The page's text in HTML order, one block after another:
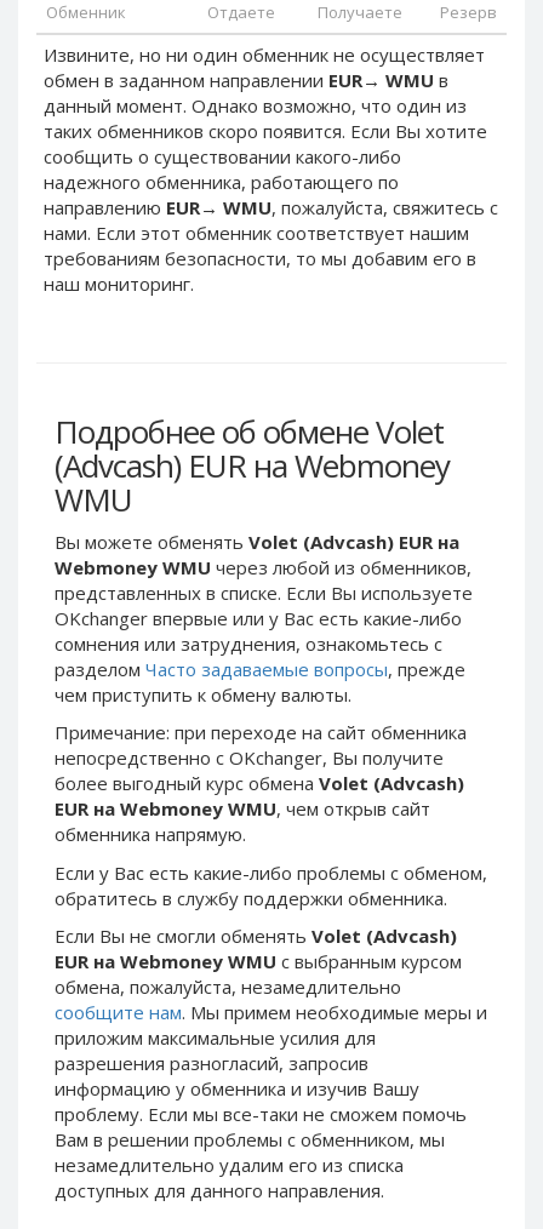
Обменник Отдаете Получаете Резерв
Извините, но ни один обменник не осуществляет
обмен в заданном направлении EUR→ WMU в
данный момент. Однако возможно, что один из
таких обменников скоро появится. Если Вы хотите
сообщить о существовании какого-либо
надежного обменника, работающего по
направлению EUR→ WMU, пожалуйста, свяжитесь с
нами. Если этот обменник соответствует нашим
требованиям безопасности, то мы добавим его в
наш мониторинг.
Подробнее об обмене Volet
(Advcash) EUR на Webmoney
WMU
Вы можете обменять Volet (Advcash) EUR на
Webmoney WMU через любой из обменников,
представленных в списке. Если Вы используете
OKchanger впервые или у Вас есть какие-либо
сомнения или затруднения, ознакомьтесь с
разделом Часто задаваемые вопросы, прежде
чем приступить к обмену валюты.
Примечание: при переходе на сайт обменника
непосредственно c OKchanger, Вы получите
более выгодный курс обмена Volet (Advcash)
EUR на Webmoney WMU, чем открыв сайт
обменника напрямую.
Если у Вас есть какие-либо проблемы с обменом,
обратитесь в службу поддержки обменника.
Если Вы не смогли обменять Volet (Advcash)
EUR на Webmoney WMU с выбранным курсом
обмена, пожалуйста, незамедлительно
сообщите нам. Мы примем необходимые меры и
приложим максимальные усилия для
разрешения разногласий, запросив
информацию у обменника и изучив Вашу
проблему. Если мы все-таки не сможем помочь
Вам в решении проблемы c обменником, мы
незамедлительно удалим его из списка
доступных для данного направления.
PayPal CHF
PayPal MYR
Webmoney WMZ
Webmoney WMR
Webmoney WME
Webmoney WMU
Webmoney WMK
Webmoney WMG
Skril EUR
Skril INR
Skril PLN
Skril AUD
Skril NOK
Skril SEK
Paxum USD
Paxum EUR
Epay USD
Epay EUR
Phone Balance RUB
Phone Balance UAH
Phone Balance AMD
Neteller USD
Neteller EUR
Neteller INR
Neteller PLN
Neteller GBP
Neteller NOK
Neteller SEK
PaySera USD
PaySera EUR
PayPal CHF
PayPal MYR
Webmoney WMZ
Webmoney WMR
Webmoney WME
Webmoney WMU
Webmoney WMK
Skril EUR
Skril INR
Skril AUD
Skril NOK
Skril SEK
Paxum USD
Paxum EUR
Epay USD
Epay EUR
Phone Balance RUB
Phone Balance AMD
Neteller EUR
Neteller INR
Neteller PLN
Neteller GBP
Neteller NOK
Neteller SEK
PaySera USD
PaySera EUR